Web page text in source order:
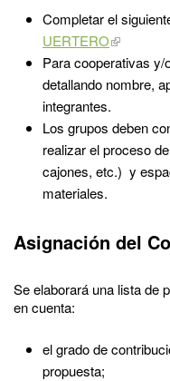
Completar el
UERTERO
Para cooperativas
detallando nombre,
integrantes.
Los grupos deben
realizar el proceso
cajones, etc.) y
materiales.
Asignación del
Se elaborará una lista de
en cuenta:
el grado de
propuesta;